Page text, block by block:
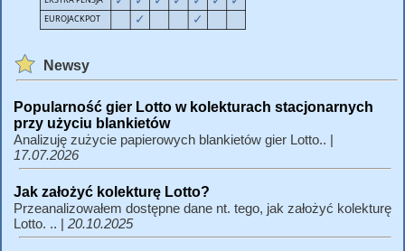
Newsy
Popularność gier Lotto w kolekturach stacjonarnych
przy użyciu blankietów
Analizuję zużycie papierowych blankietów gier Lotto.. |
17.07.2026
Jak założyć kolekturę Lotto?
Przeanalizowałem dostępne dane nt. tego, jak założyć kolekturę
Lotto. .. | 20.10.2025